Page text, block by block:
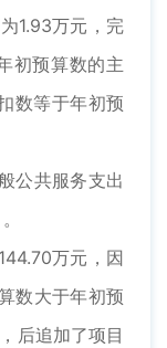
1.93万元，完
初预算数的主
数等于年初预
共服务支出
万元，因
数大于年初预
后追加了项目